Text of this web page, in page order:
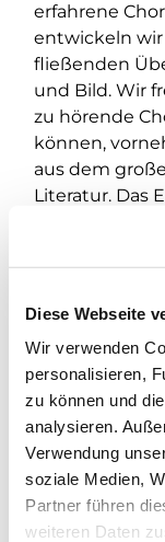
Diese Webseite
Wir verwenden
personalisieren,
zu können und
analysieren.
Verwendung
soziale Medien,
Partner führen
weiteren Daten
erfahrene
entwickeln
fließenden
und Bild. Wir
zu hörende
können,
aus dem
Literatur. Das
Konzerten
Zeit gerne
Wenn Du
Lust darauf
kontaktiere
telefonisch